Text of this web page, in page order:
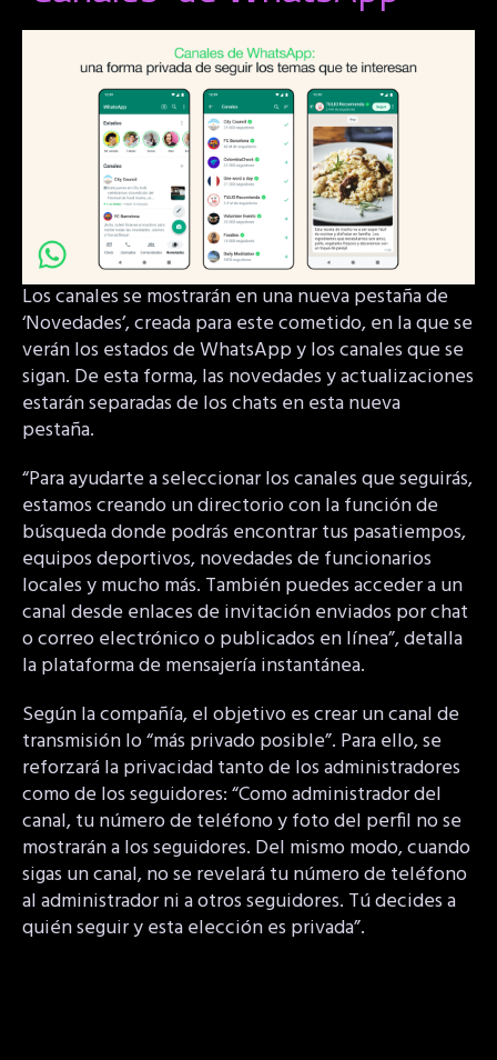
Los canales se mostrarán en una nueva pestaña de
‘Novedades’, creada para este cometido, en la que se
verán los estados de WhatsApp y los canales que se
sigan. De esta forma, las novedades y actualizaciones
estarán separadas de los chats en esta nueva
pestaña.
“Para ayudarte a seleccionar los canales que seguirás,
estamos creando un directorio con la función de
búsqueda donde podrás encontrar tus pasatiempos,
equipos deportivos, novedades de funcionarios
locales y mucho más. También puedes acceder a un
canal desde enlaces de invitación enviados por chat
o correo electrónico o publicados en línea”, detalla
la plataforma de mensajería instantánea.
Según la compañía, el objetivo es crear un canal de
transmisión lo “más privado posible”. Para ello, se
reforzará la privacidad tanto de los administradores
como de los seguidores: “Como administrador del
canal, tu número de teléfono y foto del perfil no se
mostrarán a los seguidores. Del mismo modo, cuando
sigas un canal, no se revelará tu número de teléfono
al administrador ni a otros seguidores. Tú decides a
quién seguir y esta elección es privada”.